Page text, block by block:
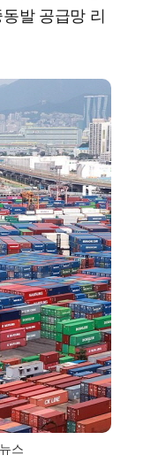
발 공급망 리
스